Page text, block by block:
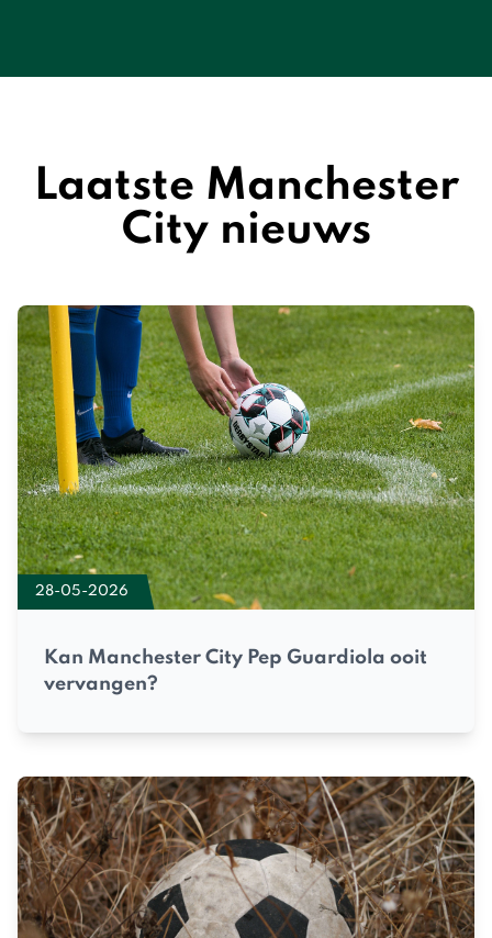
Laatste Manchester
City nieuws
28-05-2026
Kan Manchester City Pep Guardiola ooit
vervangen?